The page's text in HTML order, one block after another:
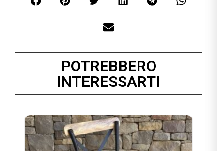
POTREBBERO
INTERESSARTI